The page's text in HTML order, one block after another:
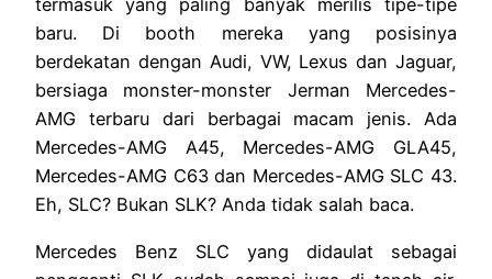
termasuk yang paling banyak merilis tipe-tipe
baru. Di booth mereka yang posisinya
berdekatan dengan Audi, VW, Lexus dan Jaguar,
bersiaga monster-monster Jerman Mercedes-
AMG terbaru dari berbagai macam jenis. Ada
Mercedes-AMG A45, Mercedes-AMG GLA45,
Mercedes-AMG C63 dan Mercedes-AMG SLC 43.
Eh, SLC? Bukan SLK? Anda tidak salah baca.
Mercedes Benz SLC yang didaulat sebagai